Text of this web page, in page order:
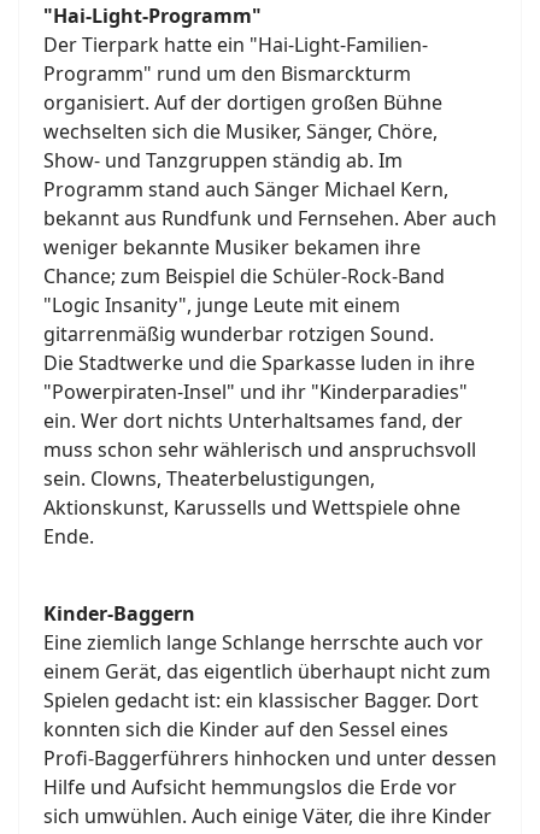
"Hai-Light-Programm"
Der Tierpark hatte ein "Hai-Light-Familien-
Programm" rund um den Bismarckturm
organisiert. Auf der dortigen großen Bühne
wechselten sich die Musiker, Sänger, Chöre,
Show- und Tanzgruppen ständig ab. Im
Programm stand auch Sänger Michael Kern,
bekannt aus Rundfunk und Fernsehen. Aber auch
weniger bekannte Musiker bekamen ihre
Chance; zum Beispiel die Schüler-Rock-Band
"Logic Insanity", junge Leute mit einem
gitarrenmäßig wunderbar rotzigen Sound.
Die Stadtwerke und die Sparkasse luden in ihre
"Powerpiraten-Insel" und ihr "Kinderparadies"
ein. Wer dort nichts Unterhaltsames fand, der
muss schon sehr wählerisch und anspruchsvoll
sein. Clowns, Theaterbelustigungen,
Aktionskunst, Karussells und Wettspiele ohne
Ende.
Kinder-Baggern
Eine ziemlich lange Schlange herrschte auch vor
einem Gerät, das eigentlich überhaupt nicht zum
Spielen gedacht ist: ein klassischer Bagger. Dort
konnten sich die Kinder auf den Sessel eines
Profi-Baggerführers hinhocken und unter dessen
Hilfe und Aufsicht hemmungslos die Erde vor
sich umwühlen. Auch einige Väter, die ihre Kinder